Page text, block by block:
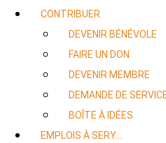
CONTRIBUER
DEVENIR BÉNÉVOLE
FAIRE UN DON
DEVENIR MEMBRE
DEMANDE DE
BOÎTE À IDÉES
EMPLOIS À SERY…